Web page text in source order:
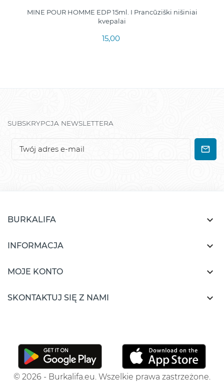
MINE POUR HOMME EDP 15ml. I Prancūziški nišiniai
kvepalai
15,00
SUBSKRYPCJA NEWSLETTERA
BURKALIFA 
INFORMACJA 
MOJE KONTO 
SKONTAKTUJ SIĘ Z NAMI 
© 2026 - Burkalifa.eu. Wszelkie prawa zastrzeżone.